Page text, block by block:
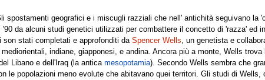
geografici e i miscugli razziali che nell' antichità seguivano la
da alcuni studi genetici utilizzati per combattere il concetto di 'razza' ed
son stati completati e approfonditi daSpencer Wells, un genetista e
indiane, giapponesi, e andina. Ancora più a monte, Wells
Libano e dell'Iraq (la anticamesopotamia). Secondo Wells sembra che
le popolazioni meno evolute che abitavano quei territori. Gli studi di